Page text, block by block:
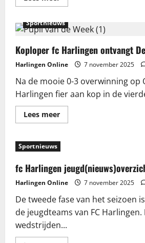
meer
persoon
aangetroffen
het
water
aan
de
Arkens
in
Franeker
Sportnieuws
Koploper fc Harlingen ontvangt
Harlingen Online 7 november 2025
Na de mooie 0-3 overwinning op
Harlingen fier aan kop in de
Lees meerLees
meer
fc
Harlingen
De
Blesse
Sportnieuws
fc Harlingen
Harlingen Online 7 november 2025
De tweede fase van het seizoen
de jeugdteams van FC Harlingen.
wedstrijden...